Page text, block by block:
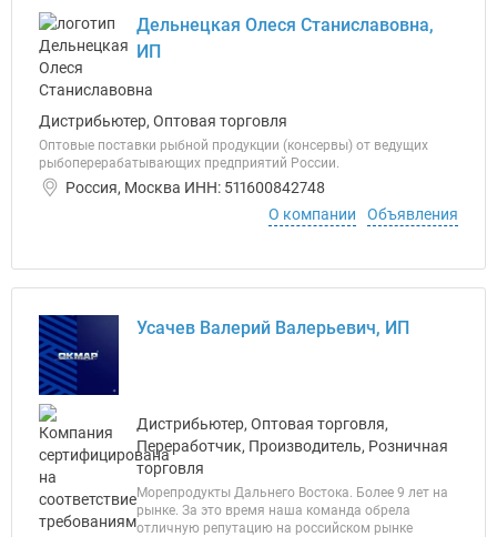
Дельнецкая Олеся Станиславовна,
ИП
Дистрибьютер, Оптовая торговля
Оптовые поставки рыбной продукции (консервы) от ведущих
рыбоперерабатывающих предприятий России.
Россия, Москва ИНН: 511600842748
О компании
Объявления
Усачев Валерий Валерьевич, ИП
Дистрибьютер, Оптовая торговля,
Переработчик, Производитель, Розничная
торговля
Морепродукты Дальнего Востока. Более 9 лет на
рынке. За это время наша команда обрела
отличную репутацию на российском рынке